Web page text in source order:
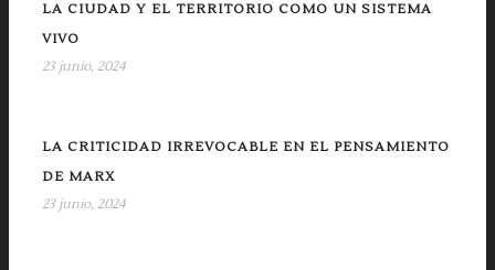
LA CIUDAD Y EL TERRITORIO COMO UN SISTEMA
VIVO
23 junio, 2024
LA CRITICIDAD IRREVOCABLE EN EL PENSAMIENTO
DE MARX
23 junio, 2024